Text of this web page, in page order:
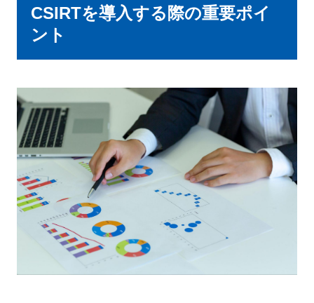
CSIRTを導入する際の重要ポイ
ント